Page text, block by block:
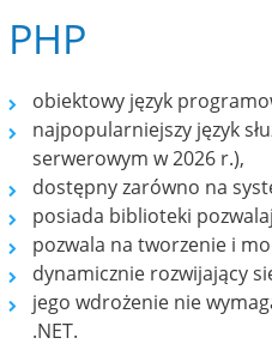
PHP
obiektowy język
najpopularniejszy język
serwerowym w 2026 r.),
dostępny zarówno na
posiada biblioteki
pozwala na tworzenie i
dynamicznie rozwijający
jego wdrożenie nie
.NET.